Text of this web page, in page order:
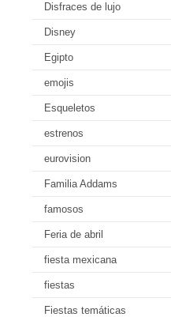
Disfraces de lujo
Disney
Egipto
emojis
Esqueletos
estrenos
eurovision
Familia Addams
famosos
Feria de abril
fiesta mexicana
fiestas
Fiestas temáticas